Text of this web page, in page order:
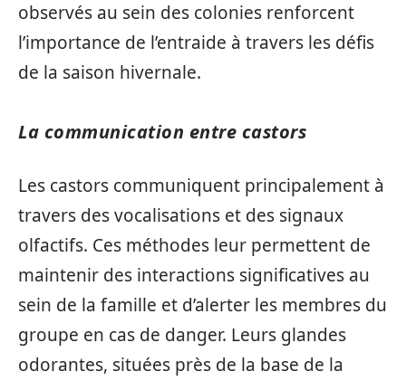
observés au sein des colonies renforcent
l’importance de l’entraide à travers les défis
de la saison hivernale.
La communication entre castors
Les castors communiquent principalement à
travers des vocalisations et des signaux
olfactifs. Ces méthodes leur permettent de
maintenir des interactions significatives au
sein de la famille et d’alerter les membres du
groupe en cas de danger. Leurs glandes
odorantes, situées près de la base de la